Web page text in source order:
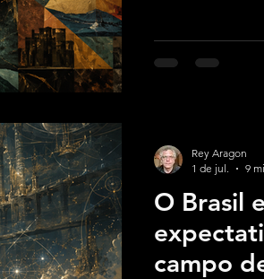
O Brasil
campo
Rey Aragon
1 de jul.
9